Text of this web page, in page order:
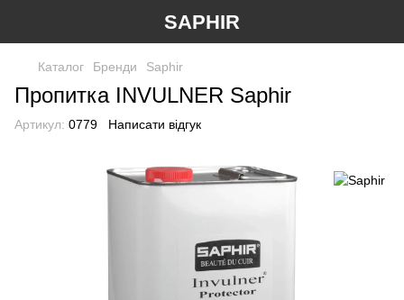
SAPHIR
Каталог Бренди Saphir
Пропитка INVULNER Saphir
Артикул: 0779 Написати відгук